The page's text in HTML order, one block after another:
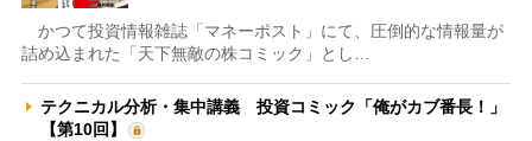
かつて投資情報雑誌「マネーポスト」にて、圧倒的な情報量が
詰め込まれた「天下無敵の株コミック」とし…
テクニカル分析・集中講義 投資コミック「俺がカブ番長！」
【第10回】